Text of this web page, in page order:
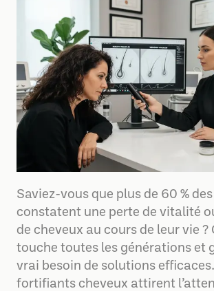
Saviez-vous que plus de 60 %
constatent une perte de vitalité
de cheveux au cours de leur vie ?
touche toutes les générations et
vrai besoin de solutions
fortifiants cheveux attirent